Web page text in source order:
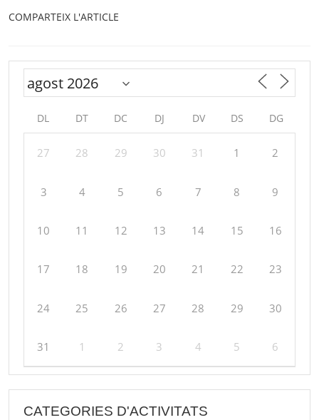
COMPARTEIX L'ARTICLE
DL DT DC DJ DV DS DG
27 28 29 30 31 1 2
3 4 5 6 7 8 9
10 11 12 13 14 15 16
17 18 19 20 21 22 23
24 25 26 27 28 29 30
31 1 2 3 4 5 6
CATEGORIES D'ACTIVITATS